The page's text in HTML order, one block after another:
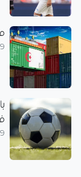
9 أغسطس 2026
9 أغسطس 2026